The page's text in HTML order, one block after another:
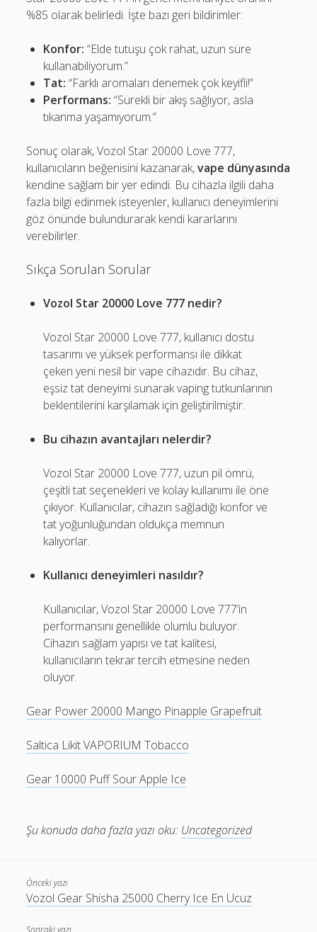
%85 olarak belirledi. İşte bazı geri bildirimler:
Konfor: “Elde tutuşu çok rahat, uzun süre
kullanabiliyorum.”
Tat: “Farklı aromaları denemek çok keyifli!”
Performans: “Sürekli bir akış sağlıyor, asla
tıkanma yaşamıyorum.”
Sonuç olarak, Vozol Star 20000 Love 777,
kullanıcıların beğenisini kazanarak,vape dünyasında
kendine sağlam bir yer edindi. Bu cihazla ilgili daha
fazla bilgi edinmek isteyenler, kullanıcı deneyimlerini
göz önünde bulundurarak kendi kararlarını
verebilirler.
Sıkça Sorulan Sorular
Vozol Star 20000 Love 777 nedir?
Vozol Star 20000 Love 777, kullanıcı dostu
tasarımı ve yüksek performansı ile dikkat
çeken yeni nesil bir vape cihazıdır. Bu cihaz,
eşsiz tat deneyimi sunarak vaping tutkunlarının
beklentilerini karşılamak için geliştirilmiştir.
Bu cihazın avantajları nelerdir?
Vozol Star 20000 Love 777, uzun pil ömrü,
çeşitli tat seçenekleri ve kolay kullanımı ile öne
çıkıyor. Kullanıcılar, cihazın sağladığı konfor ve
tat yoğunluğundan oldukça memnun
kalıyorlar.
Kullanıcı deneyimleri nasıldır?
Kullanıcılar, Vozol Star 20000 Love 777’in
performansını genellikle olumlu buluyor.
Cihazın sağlam yapısı ve tat kalitesi,
kullanıcıların tekrar tercih etmesine neden
oluyor.
Gear Power 20000 Mango Pinapple Grapefruit
Saltica Likit VAPORIUM Tobacco
Gear 10000 Puff Sour Apple Ice
Şu konuda daha fazla yazı oku: Uncategorized
Önceki yazı
Vozol Gear Shisha 25000 Cherry Ice En Ucuz
Sonraki yazı